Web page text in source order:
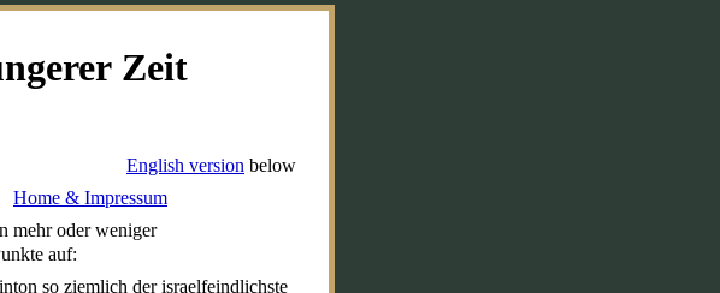
Zeit
English version below
Home & Impressum
mehr oder weniger
auf:
so ziemlich der israelfeindlichste